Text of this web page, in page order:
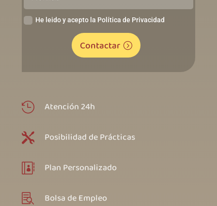
He leido y acepto la Política de Privacidad
Contactar
 Atención 24h
 Posibilidad de Prácticas
 Plan Personalizado
 Bolsa de Empleo